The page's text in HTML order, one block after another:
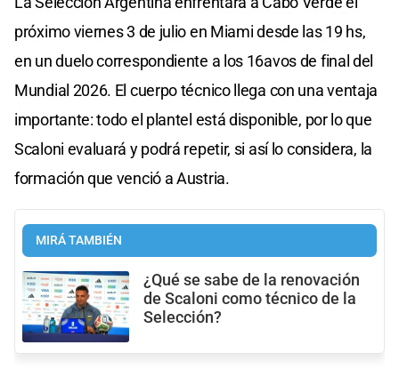
próximo viernes 3 de julio en Miami desde las 19 hs,
en un duelo correspondiente a los 16avos de final del
Mundial 2026. El cuerpo técnico llega con una ventaja
importante: todo el plantel está disponible, por lo que
Scaloni evaluará y podrá repetir, si así lo considera, la
formación que venció a Austria.
MIRÁ TAMBIÉN
¿Qué se sabe de la renovación
de Scaloni como técnico de la
Selección?